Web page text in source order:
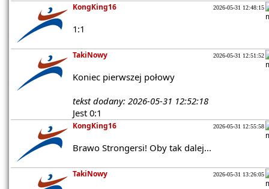
KongKing16 2026-05-31 12:48:15
1:1
TakiNowy 2026-05-31 12:51:52
Koniec pierwszej połowy
tekst dodany: 2026-05-31 12:52:18
Jest 0:1
KongKing16 2026-05-31 12:55:58
Brawo Strongersi! Oby tak dalej...
TakiNowy 2026-05-31 13:26:05